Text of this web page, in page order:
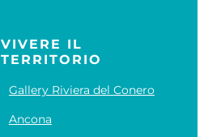
VIVERE IL
TERRITORIO
Gallery Riviera del Conero
Ancona